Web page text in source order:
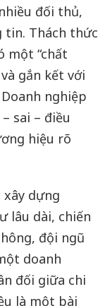
đối thủ,
tin. Thách thức
một “chất
gắn kết với
nghiệp
sai – điều
hiệu rõ
xây dựng
lâu dài, chiến
đội ngũ
doanh
đối giữa chi
là một bài